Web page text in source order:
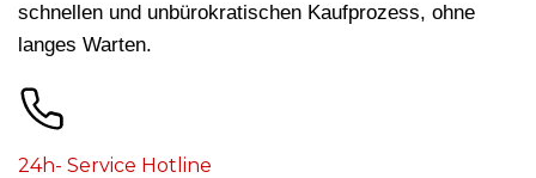
schnellen und unbürokratischen Kaufprozess, ohne
langes Warten.
24h- Service Hotline